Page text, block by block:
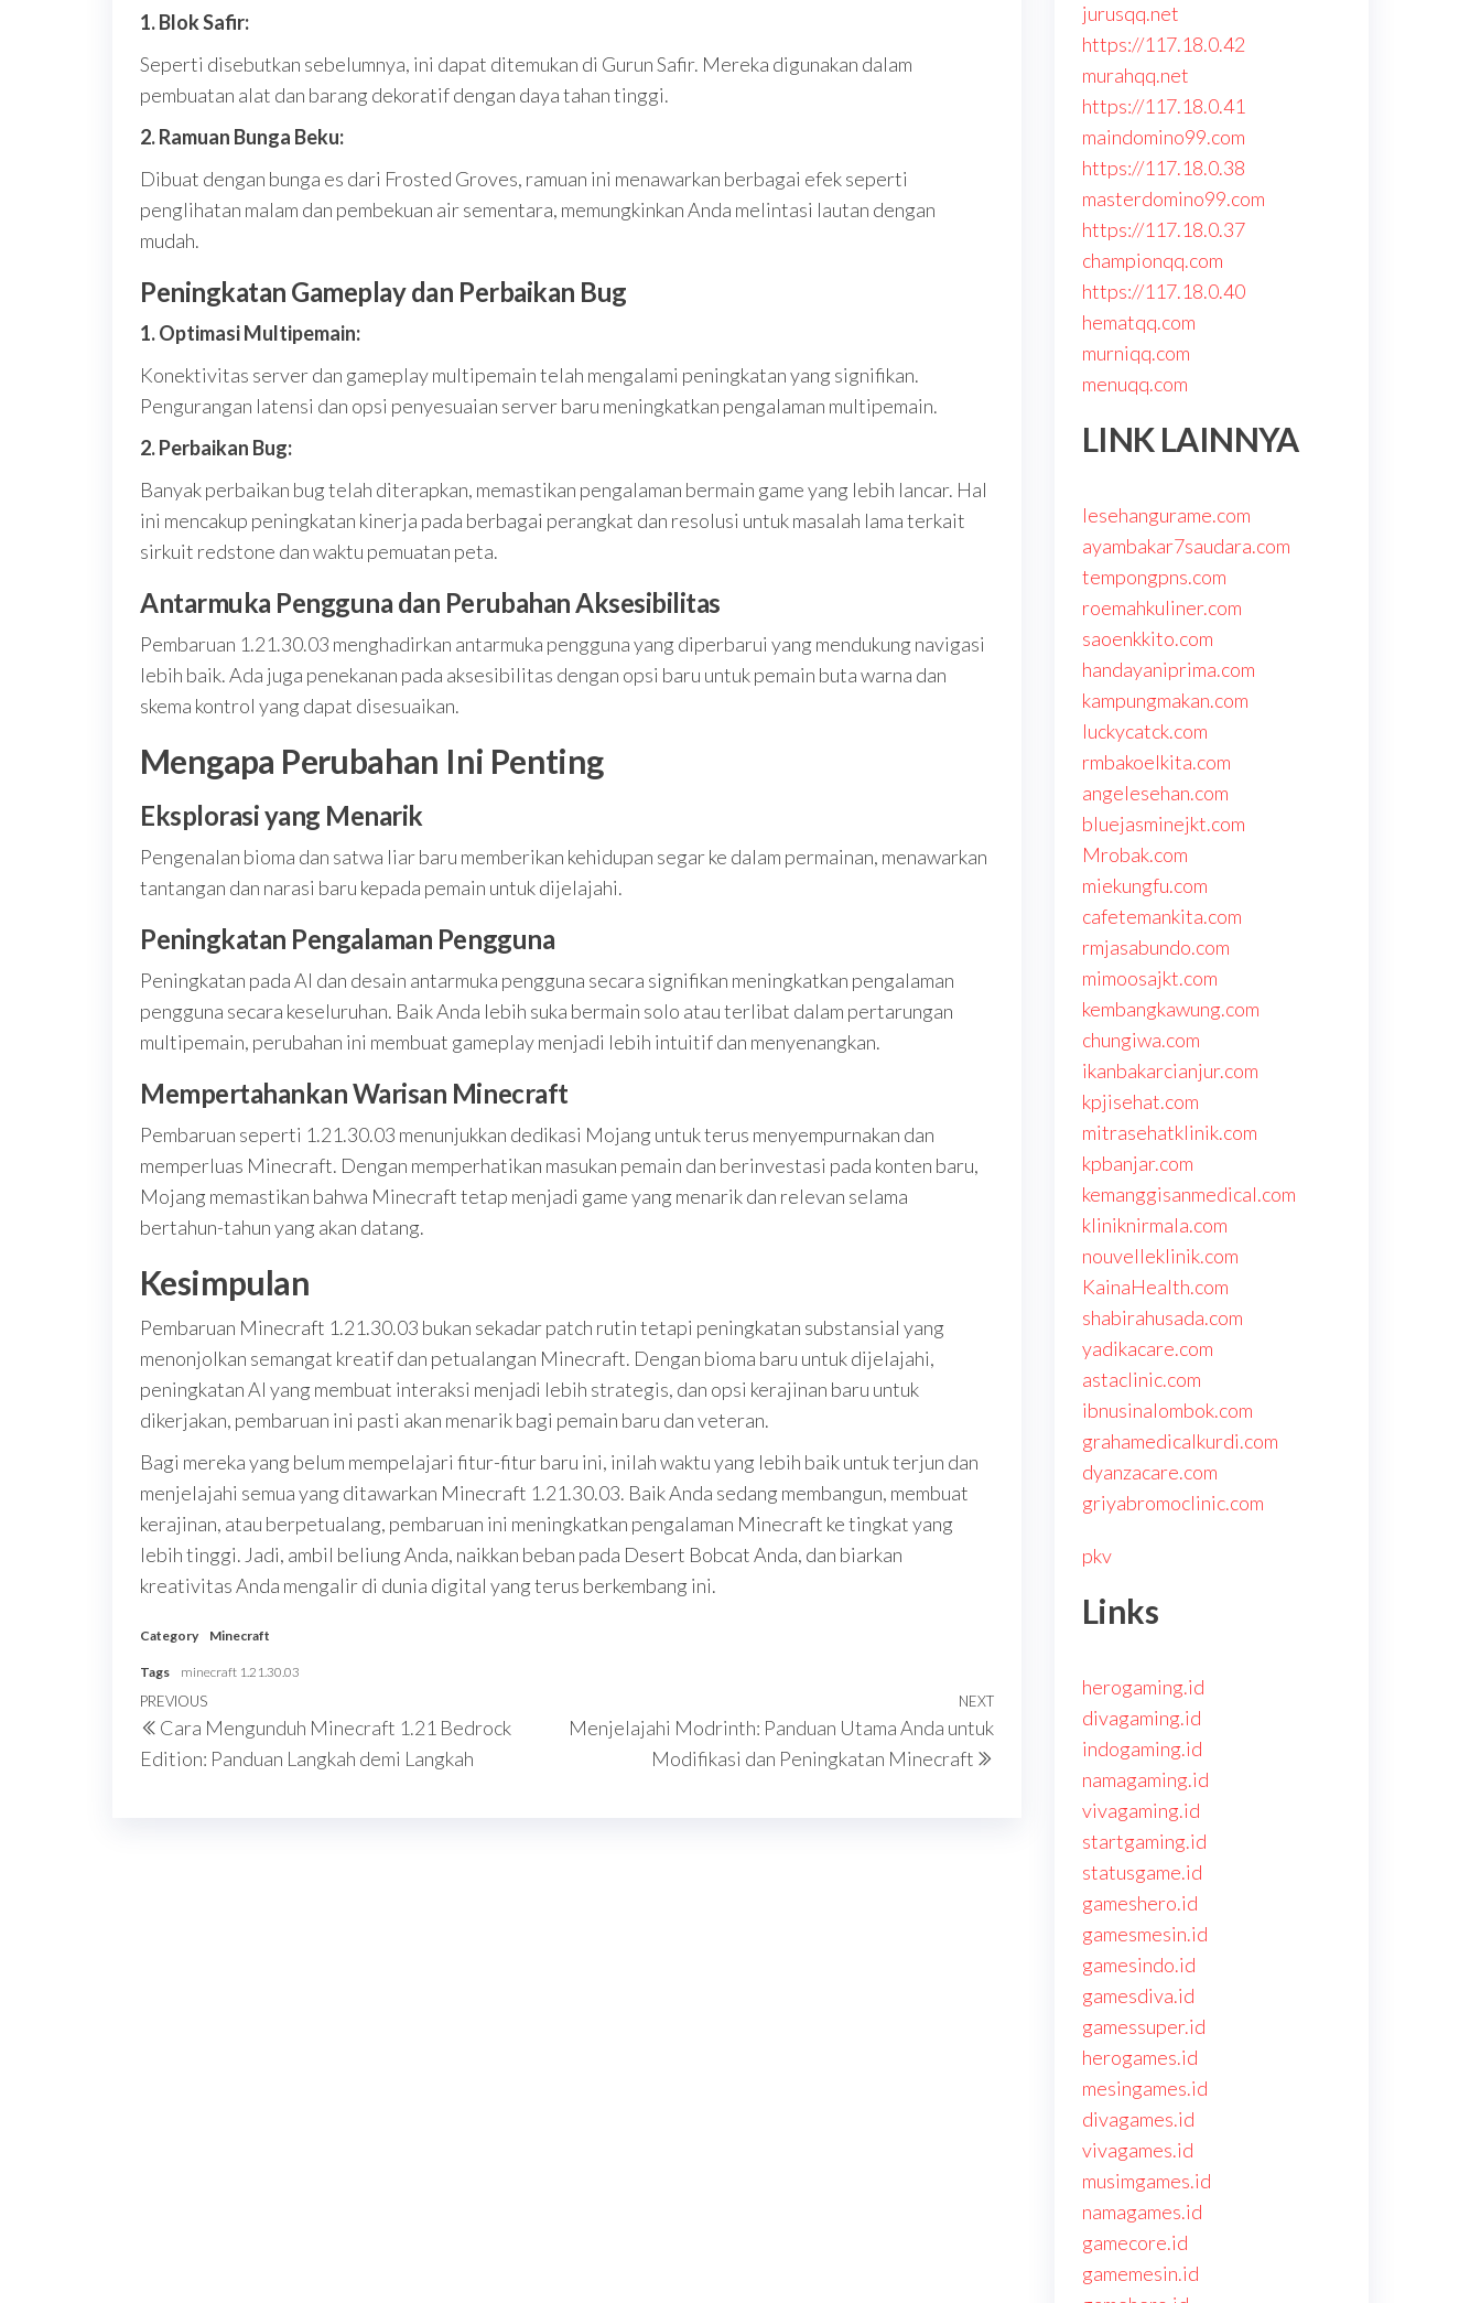
1. Blok Safir:
Seperti disebutkan sebelumnya, ini dapat ditemukan di Gurun Safir. Mereka digunakan dalam
pembuatan alat dan barang dekoratif dengan daya tahan tinggi.
2. Ramuan Bunga Beku:
Dibuat dengan bunga es dari Frosted Groves, ramuan ini menawarkan berbagai efek seperti
penglihatan malam dan pembekuan air sementara, memungkinkan Anda melintasi lautan dengan
mudah.
Peningkatan Gameplay dan Perbaikan Bug
1. Optimasi Multipemain:
Konektivitas server dan gameplay multipemain telah mengalami peningkatan yang signifikan.
Pengurangan latensi dan opsi penyesuaian server baru meningkatkan pengalaman multipemain.
2. Perbaikan Bug:
Banyak perbaikan bug telah diterapkan, memastikan pengalaman bermain game yang lebih lancar. Hal
ini mencakup peningkatan kinerja pada berbagai perangkat dan resolusi untuk masalah lama terkait
sirkuit redstone dan waktu pemuatan peta.
Antarmuka Pengguna dan Perubahan Aksesibilitas
Pembaruan 1.21.30.03 menghadirkan antarmuka pengguna yang diperbarui yang mendukung navigasi
lebih baik. Ada juga penekanan pada aksesibilitas dengan opsi baru untuk pemain buta warna dan
skema kontrol yang dapat disesuaikan.
Mengapa Perubahan Ini Penting
Eksplorasi yang Menarik
Pengenalan bioma dan satwa liar baru memberikan kehidupan segar ke dalam permainan, menawarkan
tantangan dan narasi baru kepada pemain untuk dijelajahi.
Peningkatan Pengalaman Pengguna
Peningkatan pada AI dan desain antarmuka pengguna secara signifikan meningkatkan pengalaman
pengguna secara keseluruhan. Baik Anda lebih suka bermain solo atau terlibat dalam pertarungan
multipemain, perubahan ini membuat gameplay menjadi lebih intuitif dan menyenangkan.
Mempertahankan Warisan Minecraft
Pembaruan seperti 1.21.30.03 menunjukkan dedikasi Mojang untuk terus menyempurnakan dan
memperluas Minecraft. Dengan memperhatikan masukan pemain dan berinvestasi pada konten baru,
Mojang memastikan bahwa Minecraft tetap menjadi game yang menarik dan relevan selama
bertahun-tahun yang akan datang.
Kesimpulan
Pembaruan Minecraft 1.21.30.03 bukan sekadar patch rutin tetapi peningkatan substansial yang
menonjolkan semangat kreatif dan petualangan Minecraft. Dengan bioma baru untuk dijelajahi,
peningkatan AI yang membuat interaksi menjadi lebih strategis, dan opsi kerajinan baru untuk
dikerjakan, pembaruan ini pasti akan menarik bagi pemain baru dan veteran.
Bagi mereka yang belum mempelajari fitur-fitur baru ini, inilah waktu yang lebih baik untuk terjun dan
menjelajahi semua yang ditawarkan Minecraft 1.21.30.03. Baik Anda sedang membangun, membuat
kerajinan, atau berpetualang, pembaruan ini meningkatkan pengalaman Minecraft ke tingkat yang
lebih tinggi. Jadi, ambil beliung Anda, naikkan beban pada Desert Bobcat Anda, dan biarkan
kreativitas Anda mengalir di dunia digital yang terus berkembang ini.
Category Minecraft
Tags minecraft 1.21.30.03
Post
navigation
Previous
Post
PREVIOUS
Cara Mengunduh Minecraft 1.21 Bedrock
Edition: Panduan Langkah demi Langkah
Next
Post
NEXT
Menjelajahi Modrinth: Panduan Utama Anda untuk
Modifikasi dan Peningkatan Minecraft
jurusqq.net
https://117.18.0.42
murahqq.net
https://117.18.0.41
maindomino99.com
https://117.18.0.38
masterdomino99.com
https://117.18.0.37
championqq.com
https://117.18.0.40
hematqq.com
murniqq.com
menuqq.com
LINK LAINNYA
lesehangurame.com
ayambakar7saudara.com
tempongpns.com
roemahkuliner.com
saoenkkito.com
handayaniprima.com
kampungmakan.com
luckycatck.com
rmbakoelkita.com
angelesehan.com
bluejasminejkt.com
Mrobak.com
miekungfu.com
cafetemankita.com
rmjasabundo.com
mimoosajkt.com
kembangkawung.com
chungiwa.com
ikanbakarcianjur.com
kpjisehat.com
mitrasehatklinik.com
kpbanjar.com
kemanggisanmedical.com
kliniknirmala.com
nouvelleklinik.com
KainaHealth.com
shabirahusada.com
yadikacare.com
astaclinic.com
ibnusinalombok.com
grahamedicalkurdi.com
dyanzacare.com
griyabromoclinic.com
pkv
Links
herogaming.id
divagaming.id
indogaming.id
namagaming.id
vivagaming.id
startgaming.id
statusgame.id
gameshero.id
gamesmesin.id
gamesindo.id
gamesdiva.id
gamessuper.id
herogames.id
mesingames.id
divagames.id
vivagames.id
musimgames.id
namagames.id
gamecore.id
gamemesin.id